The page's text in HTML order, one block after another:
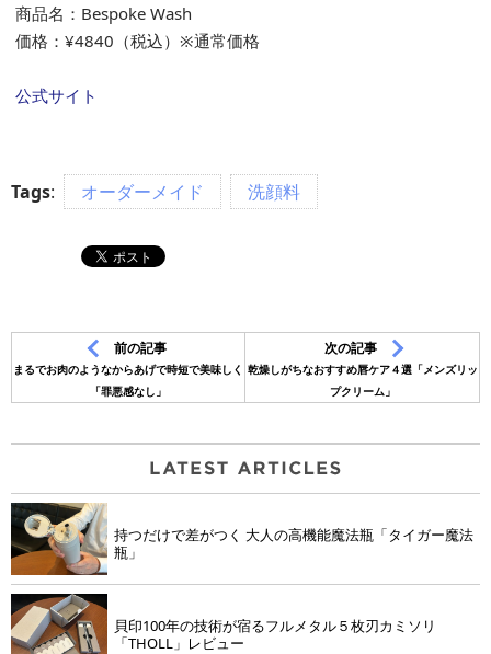
商品名：Bespoke Wash
価格：¥4840（税込）※通常価格
公式サイト
Tags: オーダーメイド 洗顔料
前の記事
まるでお肉のようなからあげで時短で美味しく
「罪悪感なし」
次の記事
乾燥しがちなおすすめ唇ケア４選「メンズリッ
プクリーム」
持つだけで差がつく 大人の高機能魔法瓶「タイガー魔法
瓶」
貝印100年の技術が宿るフルメタル５枚刃カミソリ
「THOLL」レビュー